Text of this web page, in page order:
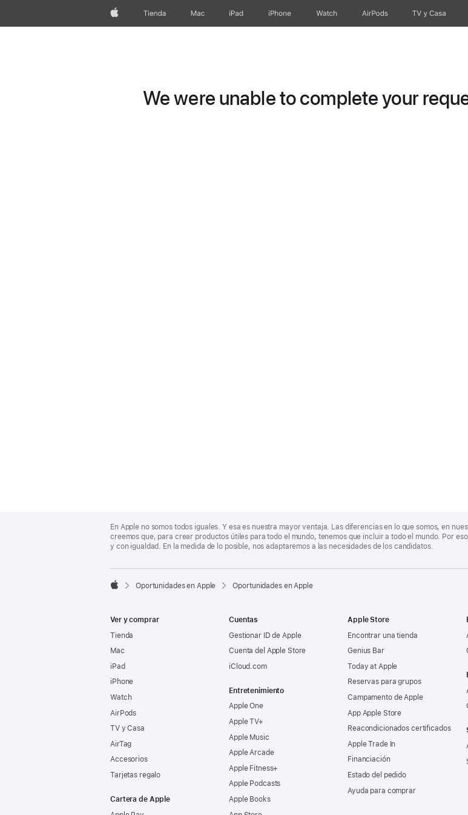
AppleTienda Mac iPad iPhone Watch AirPods TV y Casa
We were unable to complete your
Footer
En Apple no somos todos iguales. Y esa es nuestra mayor ventaja. Las diferencias en lo que somos, en
creemos que, para crear productos útiles para todo el mundo, tenemos que incluir a todo el mundo. Por
y con igualdad. En la medida de lo posible, nos adaptaremos a las necesidades de los candidatos.

Oportunidades en Apple Oportunidades en Apple
Ver y comprar
Tienda
Mac
iPad
iPhone
Watch
AirPods
TV y Casa
AirTag
Accesorios
Tarjetas regalo
Cartera de Apple
Cuentas
Gestionar ID de Apple
Cuenta del Apple Store
iCloud.com
Entretenimiento
Apple One
Apple TV+
Apple Music
Apple Arcade
Apple Fitness+
Apple Podcasts
Apple Books
Apple Store
Encontrar una tienda
Genius Bar
Today at Apple
Reservas para grupos
Campamento de Apple
App Apple Store
Reacondicionados certificados
Apple Trade In
Financiación
Estado del pedido
Ayuda para comprar